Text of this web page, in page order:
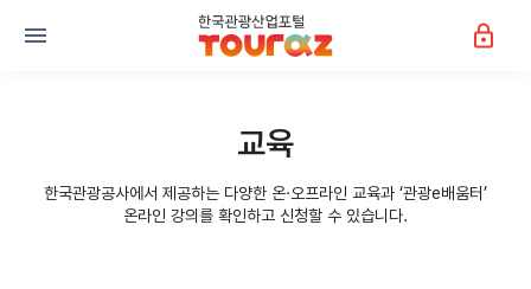
교육
한국관광공사에서 제공하는 다양한 온·오프라인 교육과 ‘관광e배움터’
온라인 강의를 확인하고 신청할 수 있습니다.